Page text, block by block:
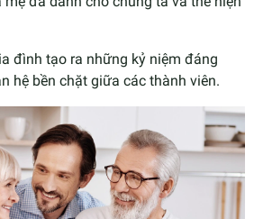
đình tạo ra những kỷ niệm đáng
hệ bền chặt giữa các thành viên.